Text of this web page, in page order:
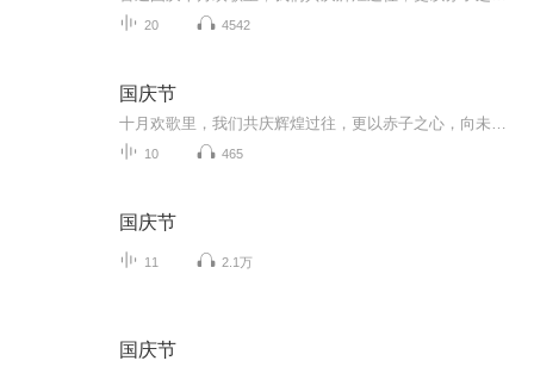
20 4542
国庆节
10 465
国庆节
11 2.1万
国庆节